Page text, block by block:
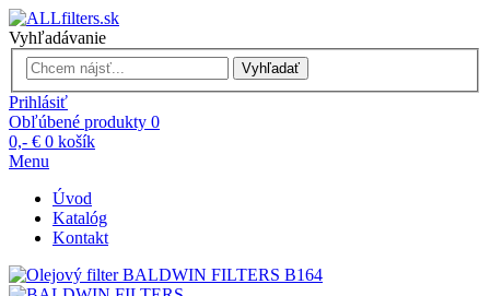
Vyhľadávanie
Vyhľadať
Prihlásiť
Obľúbené produkty 0
0,- € 0 košík
Menu
Úvod
Katalóg
Kontakt